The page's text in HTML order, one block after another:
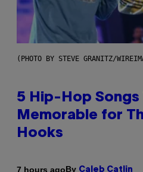
(PHOTO BY STEVE GRANITZ/
5 Hip-Hop
Memorable for
Hooks
7 hours agoBy Caleb Catlin